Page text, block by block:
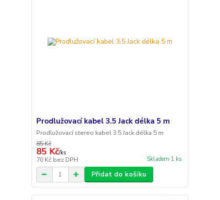
Prodlužovací kabel 3.5 Jack délka 5 m
Prodlužovací stereo kabel 3.5 Jack délka 5 m
85 Kč
85 Kč/ks
70 Kč bez DPH Skladem 1 ks
Přidat do košíku